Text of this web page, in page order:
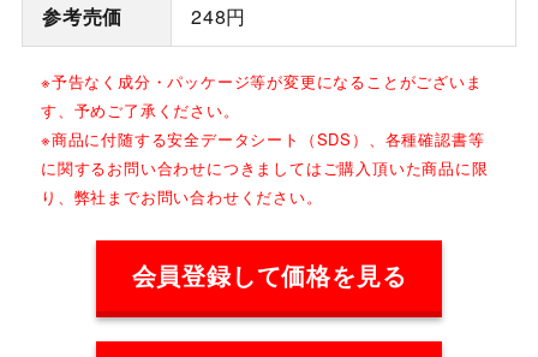
参考売価 248円
※予告なく成分・パッケージ等が変更になることがございま
す、予めご了承ください。
※商品に付随する安全データシート（SDS）、各種確認書等
に関するお問い合わせにつきましてはご購入頂いた商品に限
り、弊社までお問い合わせください。
会員登録して価格を見る